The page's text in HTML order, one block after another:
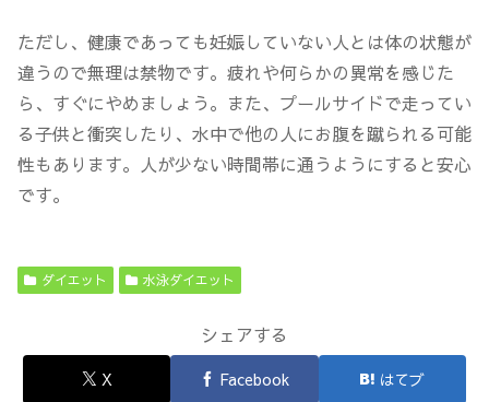
ただし、健康であっても妊娠していない人とは体の状態が
違うので無理は禁物です。疲れや何らかの異常を感じた
ら、すぐにやめましょう。また、プールサイドで走ってい
る子供と衝突したり、水中で他の人にお腹を蹴られる可能
性もあります。 人が少ない時間帯に通うようにすると安心
です。
ダイエット 水泳ダイエット
シェアする
X Facebook はてブ